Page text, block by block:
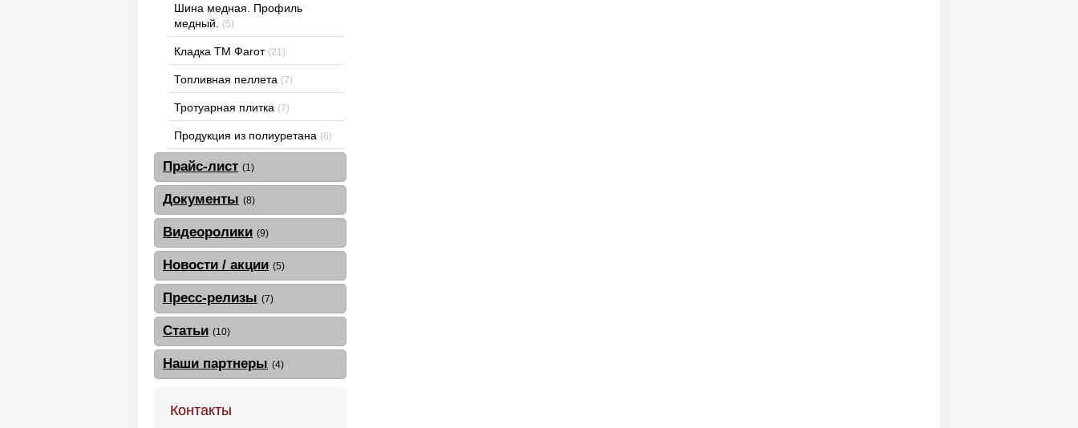
Шина медная. Профиль
медный.
(5)
Кладка ТМ Фагот (21)
Топливная пеллета (7)
Тротуарная плитка (7)
Продукция из полиуретана (6)
Прайс-лист (1)
Документы (8)
Видеоролики (9)
Новости / акции (5)
Пресс-релизы (7)
Статьи (10)
Наши партнеры (4)
Контакты